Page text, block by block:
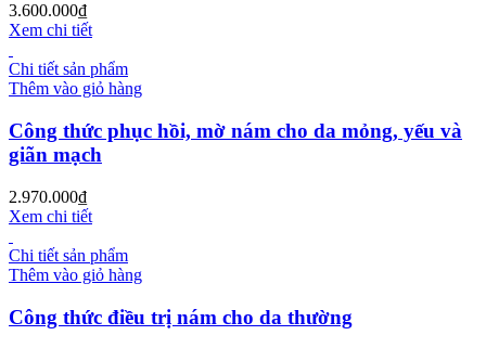
3.600.000₫
Xem chi tiết
Chi tiết sản phẩm
Thêm vào giỏ hàng
Công thức phục hồi, mờ nám cho da mỏng, yếu và
giãn mạch
2.970.000₫
Xem chi tiết
Chi tiết sản phẩm
Thêm vào giỏ hàng
Công thức điều trị nám cho da thường